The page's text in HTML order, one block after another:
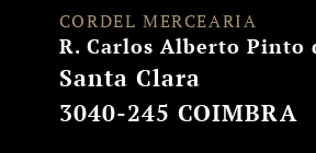
CORDEL MERCEARIA
R. Carlos Alberto Pinto
Santa Clara
3040-245 COIMBRA